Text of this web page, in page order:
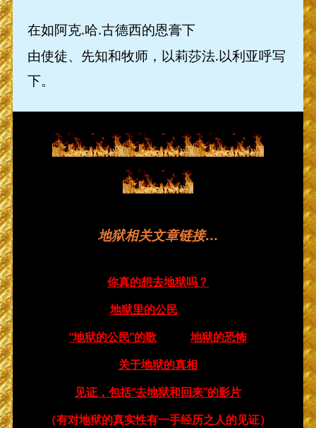
在如阿克.哈.古德西的恩膏下
由使徒、先知和牧师，以莉莎法.以利亚呼写
下。
地狱相关文章链接…
你真的想去地狱吗？
地狱里的公民
“地狱的公民”的歌
地狱的恐怖
关于地狱的真相
见证，包括“去地狱和回来”的影片
（有对地狱的真实性有一手经历之人的见证）